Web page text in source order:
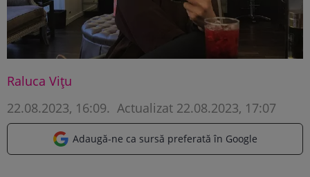
Raluca Vițu
22.08.2023, 16:09. Actualizat 22.08.2023, 17:07
Adaugă-ne ca sursă preferată în Google